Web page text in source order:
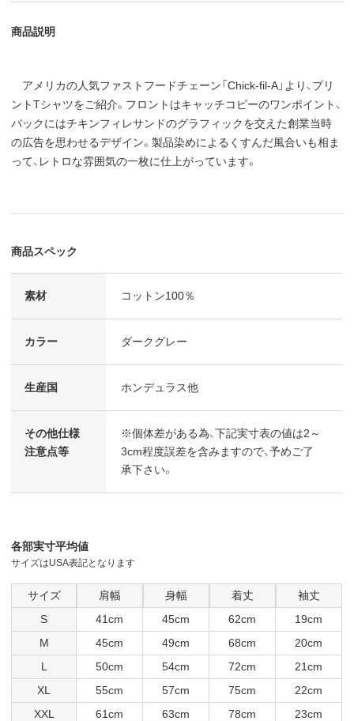
商品説明
アメリカの人気ファストフードチェーン「Chick-fil-A」より、プリ
ントTシャツをご紹介。フロントはキャッチコピーのワンポイント、
バックにはチキンフィレサンドのグラフィックを交えた創業当時
の広告を思わせるデザイン。製品染めによるくすんだ風合いも相ま
って、レトロな雰囲気の一枚に仕上がっています。
商品スペック
素材 コットン100％
カラー ダークグレー
生産国 ホンデュラス他
その他仕様
注意点等
※個体差がある為、下記実寸表の値は2～
3cm程度誤差を含みますので、予めご了
承下さい。
各部実寸平均値
サイズはUSA表記となります
サイズ 肩幅 身幅 着丈
袖丈
S
41cm 45cm 62cm
19cm
M
45cm 49cm 68cm
20cm
L
50cm 54cm 72cm
21cm
XL
55cm 57cm 75cm
22cm
XXL
61cm 63cm 78cm 23cm